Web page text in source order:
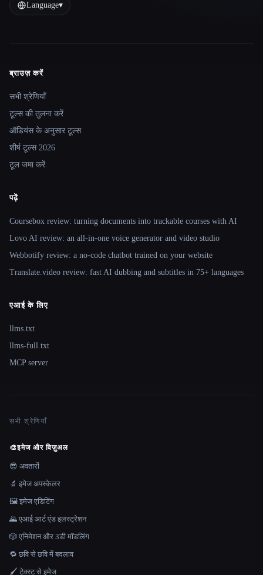
Language▾
Site navigation
ब्राउज़ करें
सभी श्रेणियाँ
टूल्स की तुलना करें
ऑडियंस के अनुसार टूल्स
शीर्ष टूल्स 2026
टूल जमा करें
पढ़ें
Coursebox review: turning documents into trackable courses with AI
Lovo AI review: an all-in-one voice generator and video studio
Webbotify review: a no-code chatbot trained on your website
Translate.video review: fast AI dubbing and subtitles in 75+ languages
एआई के लिए
llms.txt
llms-full.txt
MCP server
सभी श्रेणियाँ
🎨इमेज और विज़ुअल
😎 अवतारों
🔬 इमेज अपस्केलर
🖼️ इमेज एडिटिंग
🌄 एआई आर्ट एंड इलस्ट्रेशन
🎲 एनिमेशन और 3डी मॉडलिंग
🔁 छवि से छवि में बदलाव
🖌️ टेक्स्ट से इमेज